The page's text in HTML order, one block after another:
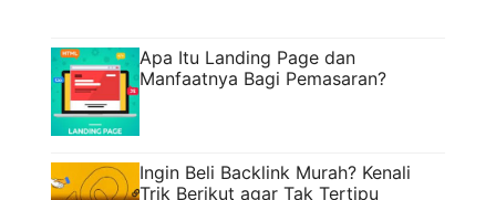
Apa Itu Landing Page dan
Manfaatnya Bagi Pemasaran?
Ingin Beli Backlink Murah? Kenali
Trik Berikut agar Tak Tertipu